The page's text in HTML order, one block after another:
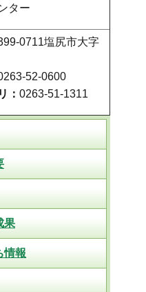
ター
0711塩尻市大字
52-0600
： 0263-51-1311
果
情報